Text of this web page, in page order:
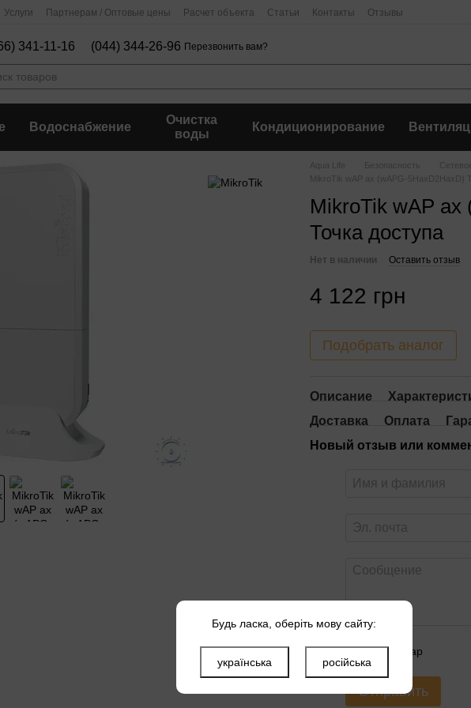
Услуги Партнерам / Оптовые цены Расчет объекта Статьи Контакты Отзывы
341-11-16 (044) 344-26-96 Перезвонить вам?
Водоснабжение
Очистка
воды
Кондиционирование
Aqua Life Безопасность
MikroTik wAP ax (wAPG-5HaxD2HaxD)
MikroTik wAP ax
Точка доступа
Нет в наличии Оставить отзыв
4 122 грн
Подобрать аналог
Описание
Доставка
Оплата
Новый отзыв или
Оцените товар
Отправить
Будь ласка, оберіть мову сайту:
українська російська